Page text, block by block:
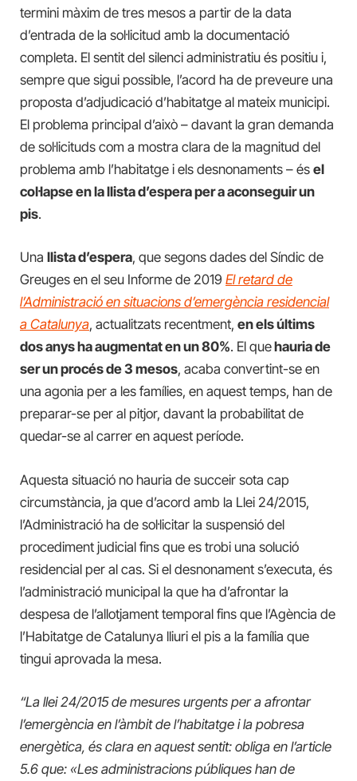
termini màxim de tres mesos a partir de la data
d’entrada de la sol·licitud amb la documentació
completa. El sentit del silenci administratiu és positiu i,
sempre que sigui possible, l’acord ha de preveure una
proposta d’adjudicació d’habitatge al mateix municipi.
El problema principal d’això – davant la gran demanda
de sol·licituds com a mostra clara de la magnitud del
problema amb l’habitatge i els desnonaments – és el
col·lapse en la llista d’espera per a aconseguir un
pis.
Una llista d’espera, que segons dades del Síndic de
Greuges en el seu Informe de 2019 El retard de
l’Administració en situacions d’emergència residencial
a Catalunya, actualitzats recentment, en els últims
dos anys ha augmentat en un 80%. El quehauria de
ser un procés de 3 mesos, acaba convertint-se en
una agonia per a les famílies, en aquest temps, han de
preparar-se per al pitjor, davant la probabilitat de
quedar-se al carrer en aquest període.
Aquesta situació no hauria de succeir sota cap
circumstància, ja que d’acord amb la Llei 24/2015,
l’Administració ha de sol·licitar la suspensió del
procediment judicial fins que es trobi una solució
residencial per al cas. Si el desnonament s’executa, és
l’administració municipal la que ha d’afrontar la
despesa de l’allotjament temporal fins que l’Agència de
l’Habitatge de Catalunya lliuri el pis a la família que
tingui aprovada la mesa.
“La llei 24/2015 de mesures urgents per a afrontar
l’emergència en l’àmbit de l’habitatge i la pobresa
energètica, és clara en aquest sentit: obliga en l’article
5.6 que: «Les administracions públiques han de